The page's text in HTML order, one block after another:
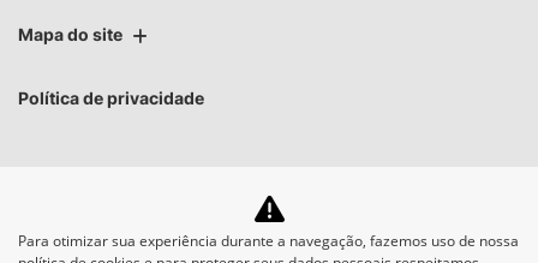
Mapa do site
Política de privacidade
No trânsito, enxergar o
Para otimizar sua experiência durante a navegação, fazemos uso de nossa